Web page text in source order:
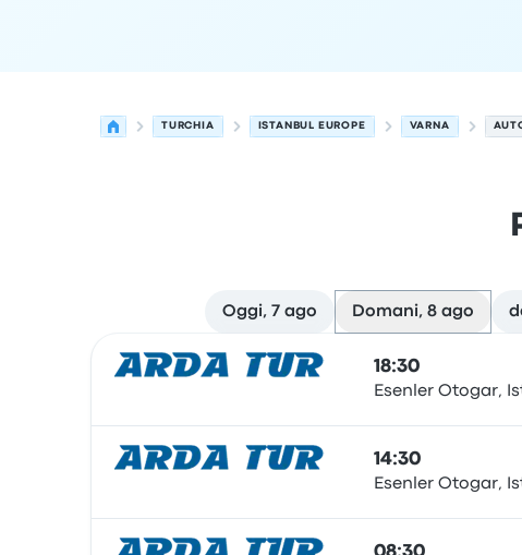
TURCHIA ISTANBUL EUROPE VARNA
Oggi, 7 ago Domani, 8 ago
18:30
Esenler Otogar,
14:30
Esenler Otogar,